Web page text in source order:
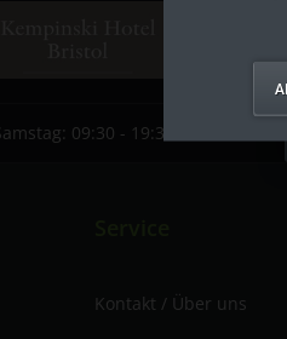
09:30 - 19:30 Uhr
Kontakt / Über uns